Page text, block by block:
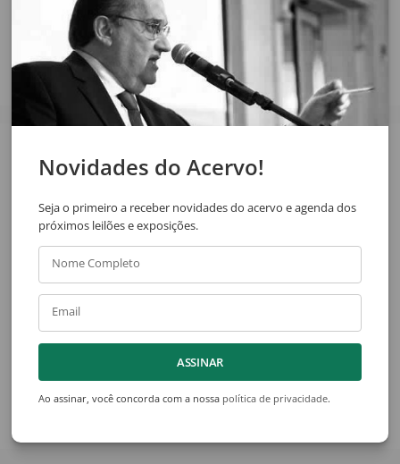
Compartilhar
Veja também
Amilcar de Castro
G.T.O (Geraldo Teles De
Novidades do Acervo!
Seja o primeiro a receber novidades do acervo e agenda dos
próximos leilões e exposições.
Nome Completo
Email
ASSINAR
Ao assinar, você concorda com a nossa política de privacidade.